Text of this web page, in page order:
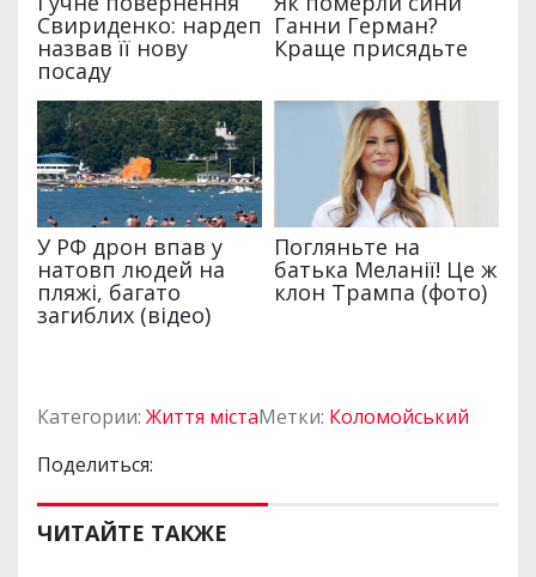
Категории: Життя містаМетки: Коломойський
Поделиться:
ЧИТАЙТЕ ТАКЖЕ